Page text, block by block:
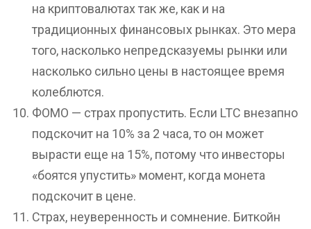
на криптовалютах так же, как и на
традиционных финансовых рынках. Это мера
того, насколько непредсказуемы рынки или
насколько сильно цены в настоящее время
колеблются.
ФОМО — страх пропустить. Если LTC внезапно
подскочит на 10% за 2 часа, то он может
вырасти еще на 15%, потому что инвесторы
«боятся упустить» момент, когда монета
подскочит в цене.
Страх, неуверенность и сомнение. Биткойн